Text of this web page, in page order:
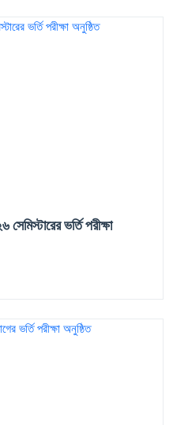
ভর্তি পরীক্ষা